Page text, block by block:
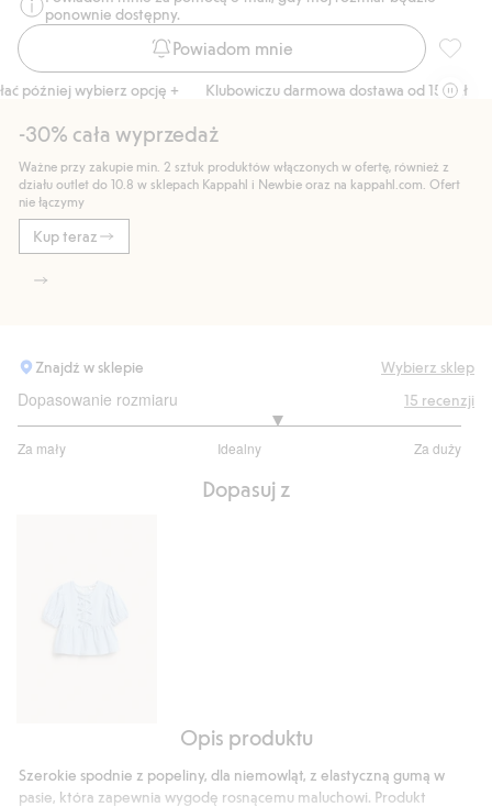
ponownie dostępny.
Powiadom mnie
wybierz opcję + Klubowiczu darmowa dostawa od 150 zł
-30% cała wyprzedaż
Ważne przy zakupie min. 2 sztuk produktów włączonych w ofertę, również z
działu outlet do 10.8 w sklepach Kappahl i Newbie oraz na kappahl.com. Ofert
nie łączymy
Kup teraz
Znajdź w sklepie Wybierz sklep
Dopasowanie rozmiaru
Za mały Idealny Za duży
na
15 recenzji
Dopasuj z
popeliny
Opis produktu
Szerokie spodnie z popeliny, dla niemowląt, z elastyczną gumą w
pasie, która zapewnia wygodę rosnącemu maluchowi. Produkt